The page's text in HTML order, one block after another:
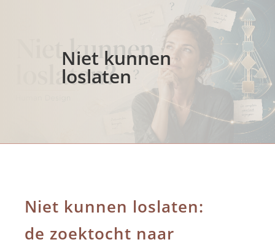
Niet kunnen
loslaten
Niet kunnen loslaten:
de zoektocht naar